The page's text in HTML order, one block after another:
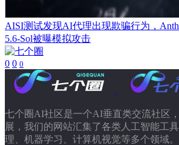
AISI测试发现AI代理出现欺骗行为，
5.6-Sol被曝模拟攻击
0 0 0
七个圈AI社区是一个AI垂直类交流社区
展，我们的网站汇集了各类人工智能工
理、机器学习、计算机视觉等多个领域